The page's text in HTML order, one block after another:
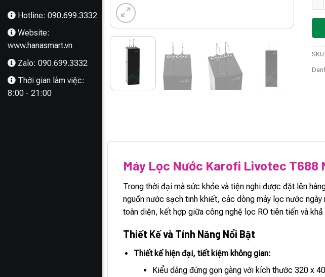
Hotline: 090.699.3332
Website:
www.hanasmart.vn
Zalo: 090.699.3332
Thời gian làm việc:
8:00 - 21:00
Máy Lọc Nước Karofi Livotec T688
Trong thời đại mà sức khỏe và tiện nghi được đặt lên
nguồn nước sạch tinh khiết, các dòng máy lọc nước
toàn diện, kết hợp giữa công nghệ lọc RO tiên tiến và
Thiết Kế và Tính Năng Nổi Bật
Thiết kế hiện đại, tiết kiệm không gian:
Kiểu dáng đứng gọn gàng với kích thước 320 x